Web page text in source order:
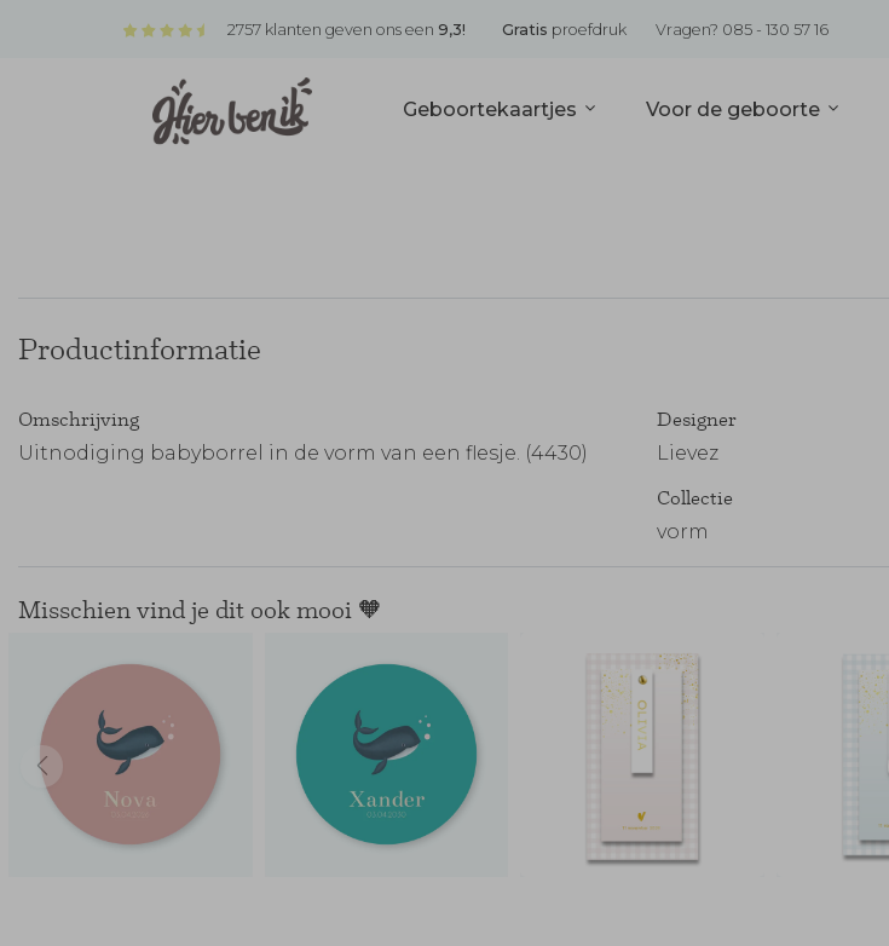
2757 klanten geven ons een 9,3! Gratis proefdruk Vragen? 085 - 130 57 16
Geboortekaartjes Voor de geboorte
Productinformatie
Omschrijving
Uitnodiging babyborrel in de vorm van een flesje. (4430)
Designer
Lievez
Collectie
vorm
Misschien vind je dit ook mooi 🧡